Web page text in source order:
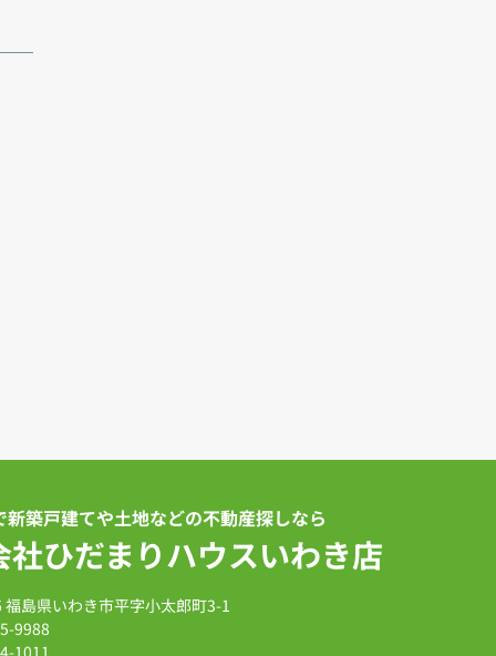
新築戸建てや土地などの不動産探しなら
社ひだまりハウスいわき店
島県いわき市平字小太郎町3-1
9988
1011